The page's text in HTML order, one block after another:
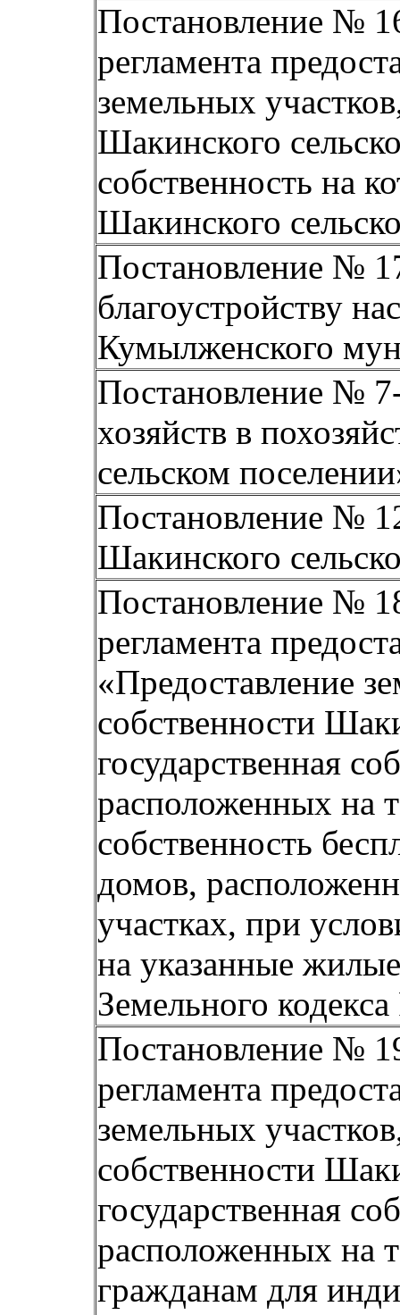
Постановление №
регламента
земельных
Шакинского
собственность на
Шакинского
Постановление №
благоустройству
Кумылженского
Постановление №
хозяйств в
сельском
Постановление №
Шакинского
Постановление №
регламента
«Предоставление
собственности
государственная
расположенных на
собственность
домов,
участках, при
на указанные
Земельного
Постановление №
регламента
земельных
собственности
государственная
расположенных на
гражданам для